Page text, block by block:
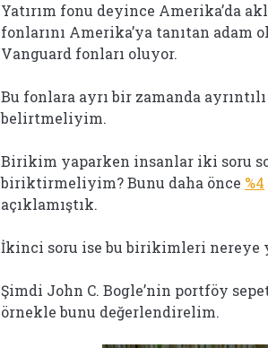
Yatırım fonu deyince Amerika’da
fonlarını Amerika’ya tanıtan adam
Vanguard fonları oluyor.
Bu fonlara ayrı bir zamanda
belirtmeliyim.
Birikim yaparken insanlar iki soru
biriktirmeliyim? Bunu daha önce %4
açıklamıştık.
İkinci soru ise bu birikimleri nereye
Şimdi John C. Bogle’nin portföy
örnekle bunu değerlendirelim.